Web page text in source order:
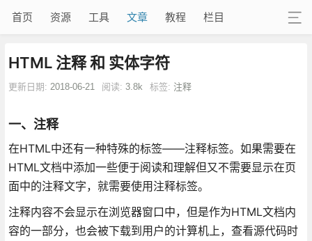
首页 资源 工具 文章 教程 栏目
HTML 注释 和 实体字符
更新日期: 2018-06-21 阅读: 3.8k 标签: 注释
一、注释
在HTML中还有一种特殊的标签——注释标签。如果需要在
HTML文档中添加一些便于阅读和理解但又不需要显示在页
面中的注释文字，就需要使用注释标签。
注释内容不会显示在浏览器窗口中，但是作为HTML文档内
容的一部分，也会被下载到用户的计算机上，查看源代码时